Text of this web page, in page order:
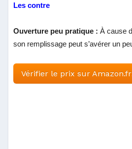
Les contre
Ouverture peu pratique : À cause
son remplissage peut s’avérer un
Vérifier le prix sur